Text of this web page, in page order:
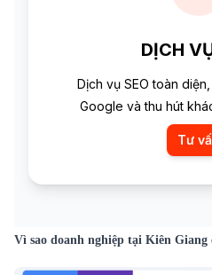
DỊCH
Dịch vụ SEO toàn
Google và thu hút
Tư
Vì sao doanh nghiệp tại Kiên Giang